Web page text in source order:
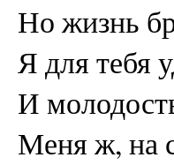
Но жизнь
Я для тебя
И
Меня ж, на